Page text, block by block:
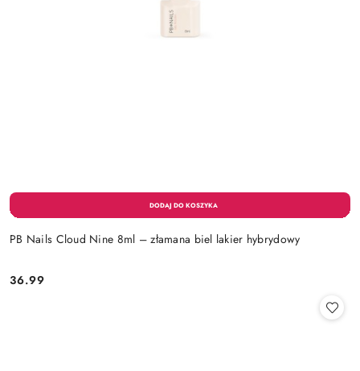
PB Nails Cloud Nine 8ml – złamana biel lakier hybrydowy
Cena:
36.99